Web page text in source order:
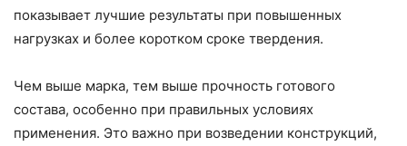
показывает лучшие результаты при повышенных
нагрузках и более коротком сроке твердения.
Чем выше марка, тем выше прочность готового
состава, особенно при правильных условиях
применения. Это важно при возведении конструкций,